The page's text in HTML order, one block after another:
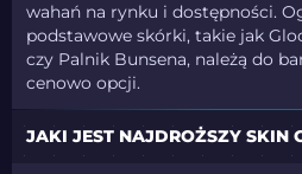
wahań na rynku i dostępności.
podstawowe skórki, takie jak
czy Palnik Bunsena, należą do
cenowo opcji.
JAKI JEST NAJDROŻSZY SKIN